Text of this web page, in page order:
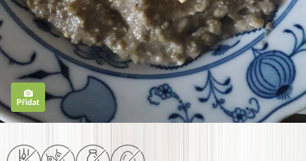
Přidat